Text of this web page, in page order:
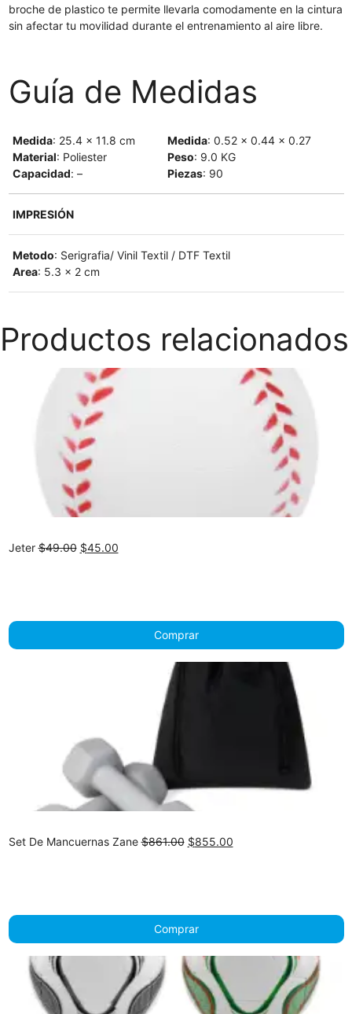
broche de plastico te permite llevarla comodamente en la cintura
sin afectar tu movilidad durante el entrenamiento al aire libre.
Guía de Medidas
Medida: 25.4 x 11.8 cm
Material: Poliester
Capacidad: –
Medida: 0.52 x 0.44 x 0.27
Peso: 9.0 KG
Piezas: 90
IMPRESIÓN
Metodo: Serigrafia/ Vinil Textil / DTF Textil
Area: 5.3 x 2 cm
Productos relacionados
Jeter$49.00 Original
$45.00Current
Comprar
Set De Mancuernas Zane$861.00 Original
$855.00Current
Comprar